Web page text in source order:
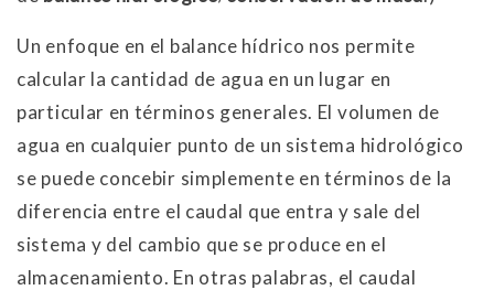
Un enfoque en el balance hídrico nos permite
calcular la cantidad de agua en un lugar en
particular en términos generales. El volumen de
agua en cualquier punto de un sistema hidrológico
se puede concebir simplemente en términos de la
diferencia entre el caudal que entra y sale del
sistema y del cambio que se produce en el
almacenamiento. En otras palabras, el caudal